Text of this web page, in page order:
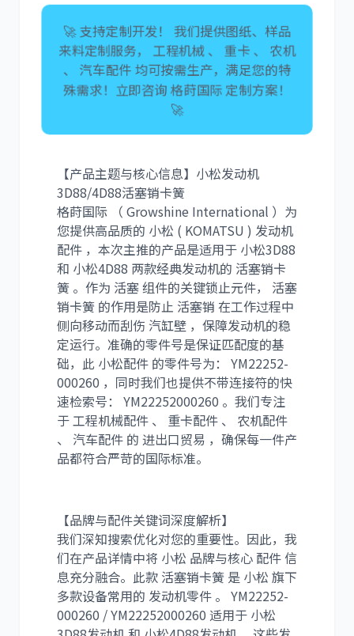
卡尔玛 杰西博
约翰迪尔 徐工
利勃海尔 凯斯
山猫
潍柴 川崎
🚀 支持定制开发！ 我们提供图纸、样品
来料定制服务， 工程机械 、 重卡 、 农机
、 汽车配件 均可按需生产，满足您的特
殊需求！立即咨询 格莳国际 定制方案！
🚀
【产品主题与核心信息】小松发动机
3D88/4D88活塞销卡簧
格莳国际 （ Growshine International ）为
您提供高品质的 小松 ( KOMATSU ) 发动机
配件 ，本次主推的产品是适用于 小松3D88
和 小松4D88 两款经典发动机的 活塞销卡
簧 。作为 活塞 组件的关键锁止元件， 活塞
销卡簧 的作用是防止 活塞销 在工作过程中
侧向移动而刮伤 汽缸壁 ，保障发动机的稳
定运行。准确的零件号是保证匹配度的基
础，此 小松配件 的零件号为： YM22252-
000260 ，同时我们也提供不带连接符的快
速检索号： YM22252000260 。我们专注
于 工程机械配件 、 重卡配件 、 农机配件
、 汽车配件 的 进出口贸易 ，确保每一件产
品都符合严苛的国际标准。
【品牌与配件关键词深度解析】
我们深知搜索优化对您的重要性。因此，我
们在产品详情中将 小松 品牌与核心 配件 信
息充分融合。此款 活塞销卡簧 是 小松 旗下
多款设备常用的 发动机零件 。 YM22252-
000260 / YM22252000260 适用于 小松